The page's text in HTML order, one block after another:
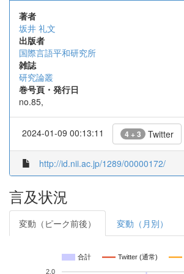
著者
坂井 礼文
出版者
国際言語平和研究所
雑誌
研究論叢
巻号頁・発行日
no.85,
2024-01-09 00:13:11 4 + 3 Twitter
http://id.nii.ac.jp/1289/00000172/
言及状況
変動（ピーク前後） 変動（月別）
合計 Twitter (通常)
2.0